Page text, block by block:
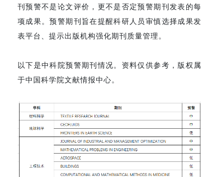
刊预警不是论文评价，更不是否定预警期刊发表的每
项成果。预警期刊旨在提醒科研人员审慎选择成果发
表平台、提示出版机构强化期刊质量管理。
以下是中科院预警期刊情况。资料仅供参考，版权属
于中国科学院文献情报中心。